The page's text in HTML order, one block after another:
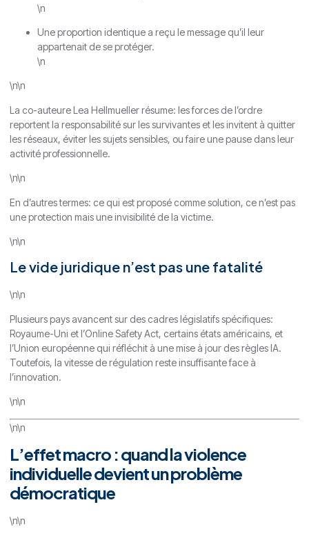
\n
Une proportion identique a reçu le message qu’il leur
appartenait de se protéger.
\n
\n\n
La co-auteure Lea Hellmueller résume: les forces de l’ordre
reportent la responsabilité sur les survivantes et les invitent à quitter
les réseaux, éviter les sujets sensibles, ou faire une pause dans leur
activité professionnelle.
\n\n
En d’autres termes: ce qui est proposé comme solution, ce n’est pas
une protection mais une invisibilité de la victime.
\n\n
Le vide juridique n’est pas une fatalité
\n\n
Plusieurs pays avancent sur des cadres législatifs spécifiques:
Royaume-Uni et l’Online Safety Act, certains états américains, et
l’Union européenne qui réfléchit à une mise à jour des règles IA.
Toutefois, la vitesse de régulation reste insuffisante face à
l’innovation.
\n\n
\n\n
L’effet macro : quand la violence
individuelle devient un problème
démocratique
\n\n